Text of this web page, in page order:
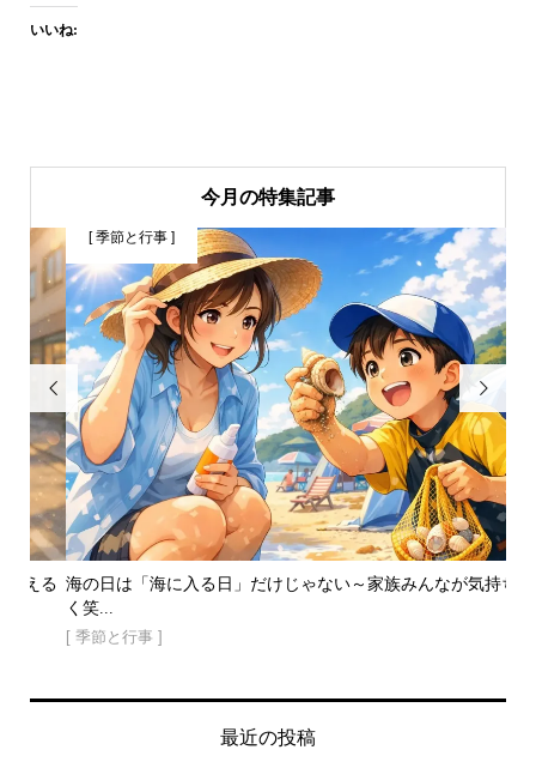
いいね:
今月の特集記事

海の日は「海に入る日」だけじゃない～家族みんなが気持ちよ
く笑...
[ 季節と行事 ]
[ 季節と行事 ]

最近の投稿